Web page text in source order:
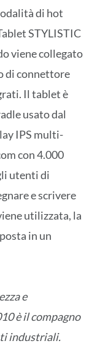
di hot
STYLISTIC
viene collegato
di connettore
Il tablet è
usato dal
IPS multi-
con 4.000
utenti di
e scrivere
utilizzata, la
in un
e
è il compagno
industriali.